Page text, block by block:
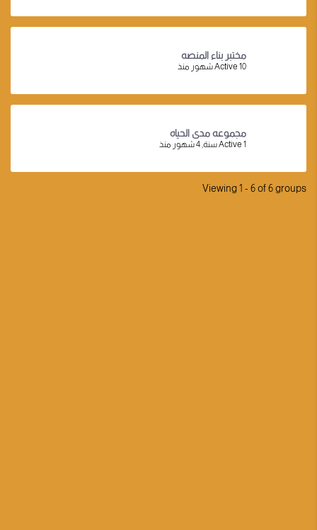
مختبر بناء المنصه
Active 10 شهور منذ
مجموعه مدى الحياه
Active 1 سنة, 4 شهور منذ
Viewing 1 - 6 of 6 groups